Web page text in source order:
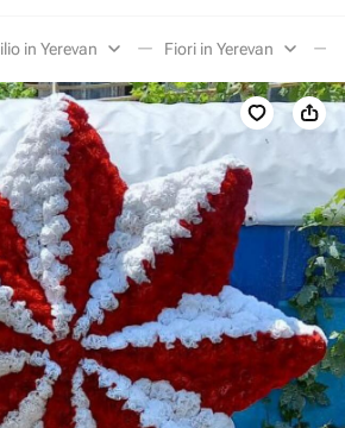
in Yerevan Fiori in Yerevan